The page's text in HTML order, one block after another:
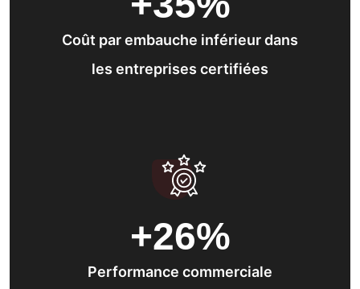
Coût par embauche inférieur dans
les entreprises certifiées
+26%
Performance commerciale